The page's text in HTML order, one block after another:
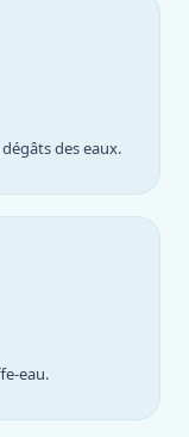
des eaux.
eau.